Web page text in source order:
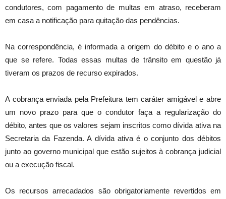
condutores, com pagamento de multas em atraso, receberam
em casa a notificação para quitação das pendências.
Na correspondência, é informada a origem do débito e o ano a
que se refere. Todas essas multas de trânsito em questão já
tiveram os prazos de recurso expirados.
A cobrança enviada pela Prefeitura tem caráter amigável e abre
um novo prazo para que o condutor faça a regularização do
débito, antes que os valores sejam inscritos como dívida ativa na
Secretaria da Fazenda. A dívida ativa é o conjunto dos débitos
junto ao governo municipal que estão sujeitos à cobrança judicial
ou a execução fiscal.
Os recursos arrecadados são obrigatoriamente revertidos em